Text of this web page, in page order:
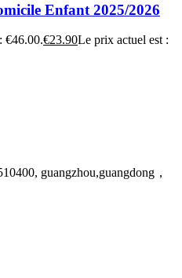
Enfant 2025/2026
€46.00.€23.90Le prix actuel est :
guangzhou,guangdong，